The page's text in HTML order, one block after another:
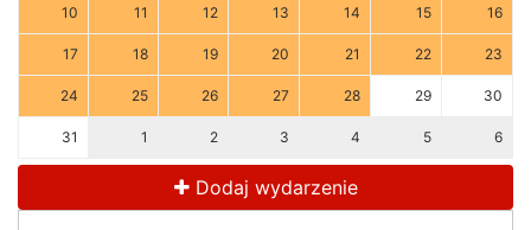
10 11 12 13 14 15 16
17 18 19 20 21 22 23
24 25 26 27 28 29 30
31 1 2 3 4 5 6
Dodaj wydarzenie